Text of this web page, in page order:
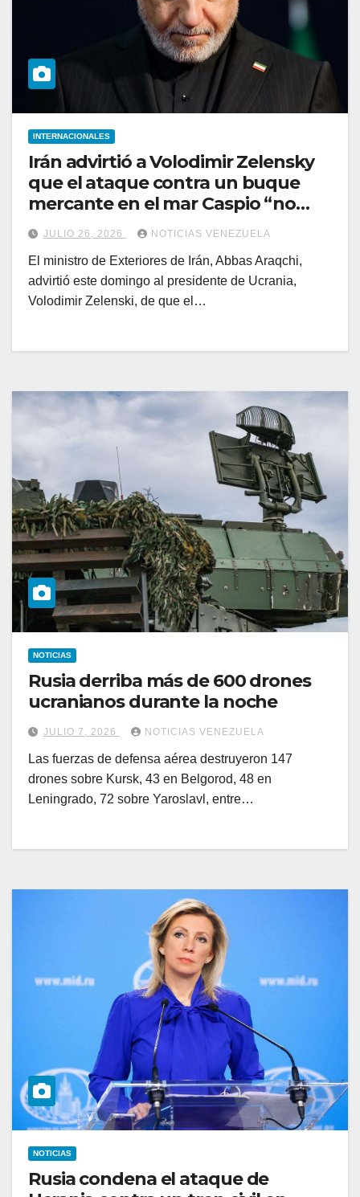
INTERNACIONALES
Irán advirtió a Volodimir Zelensky
que el ataque contra un buque
mercante en el mar Caspio “no
quedará sin respuesta”
JULIO 26, 2026 NOTICIAS VENEZUELA
El ministro de Exteriores de Irán, Abbas Araqchi,
advirtió este domingo al presidente de Ucrania,
Volodimir Zelenski, de que el…
NOTICIAS
Rusia derriba más de 600 drones
ucranianos durante la noche
JULIO 7, 2026 NOTICIAS VENEZUELA
Las fuerzas de defensa aérea destruyeron 147
drones sobre Kursk, 43 en Belgorod, 48 en
Leningrado, 72 sobre Yaroslavl, entre…
NOTICIAS
Rusia condena el ataque de